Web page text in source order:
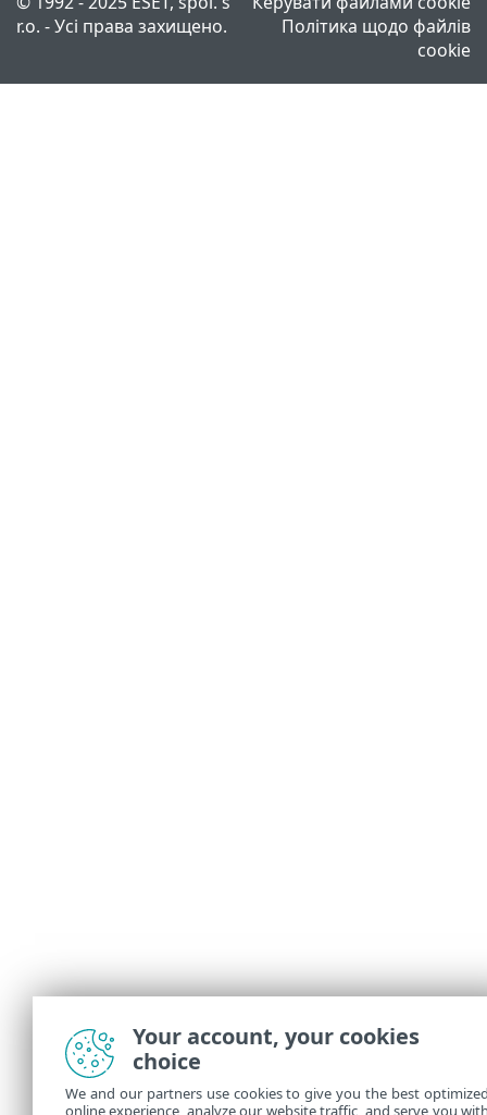
r.o. - Усі права захищено.
Політика щодо файлів
cookie
Your account, your cookies
choice
We and our partners use cookies to give you the best
online experience, analyze our website traffic, and serve you